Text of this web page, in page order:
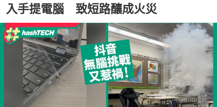
入手提電腦 致短路釀成火災